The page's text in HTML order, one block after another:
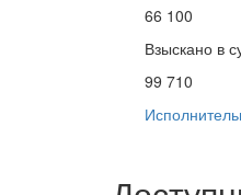
66 100
Взыскано в
99 710